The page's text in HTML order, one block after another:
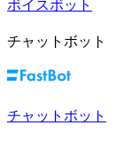
ボイスボット
チャットボット
チャットボット